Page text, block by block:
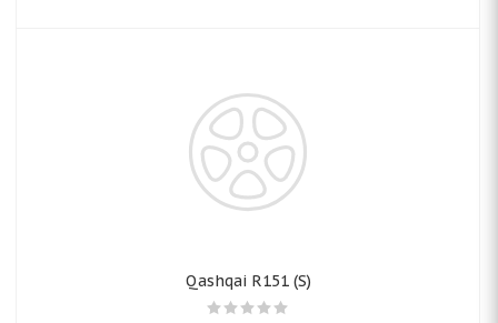
Qashqai R151 (S)